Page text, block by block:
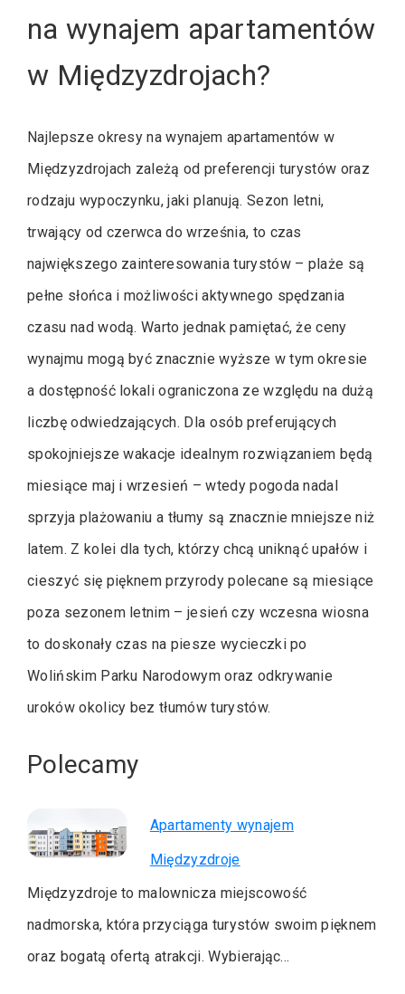
na wynajem apartamentów
w Międzyzdrojach?
Najlepsze okresy na wynajem apartamentów w
Międzyzdrojach zależą od preferencji turystów oraz
rodzaju wypoczynku, jaki planują. Sezon letni,
trwający od czerwca do września, to czas
największego zainteresowania turystów – plaże są
pełne słońca i możliwości aktywnego spędzania
czasu nad wodą. Warto jednak pamiętać, że ceny
wynajmu mogą być znacznie wyższe w tym okresie
a dostępność lokali ograniczona ze względu na dużą
liczbę odwiedzających. Dla osób preferujących
spokojniejsze wakacje idealnym rozwiązaniem będą
miesiące maj i wrzesień – wtedy pogoda nadal
sprzyja plażowaniu a tłumy są znacznie mniejsze niż
latem. Z kolei dla tych, którzy chcą uniknąć upałów i
cieszyć się pięknem przyrody polecane są miesiące
poza sezonem letnim – jesień czy wczesna wiosna
to doskonały czas na piesze wycieczki po
Wolińskim Parku Narodowym oraz odkrywanie
uroków okolicy bez tłumów turystów.
Polecamy
Apartamenty wynajem
Międzyzdroje
Międzyzdroje to malownicza miejscowość
nadmorska, która przyciąga turystów swoim pięknem
oraz bogatą ofertą atrakcji. Wybierając…